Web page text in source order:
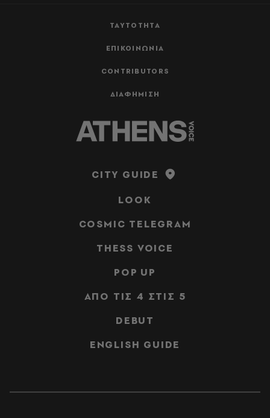
ΤΑΥΤΟΤΗΤΑ
ΕΠΙΚΟΙΝΩΝΙΑ
CONTRIBUTORS
ΔΙΑΦΗΜΙΣΗ
CITY GUIDE
LOOK
COSMIC TELEGRAM
THESS VOICE
POP UP
ΑΠΟ ΤΙΣ 4 ΣΤΙΣ 5
DEBUT
ENGLISH GUIDE